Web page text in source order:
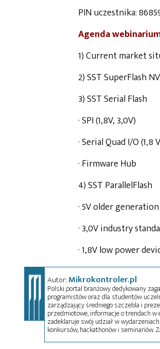
PIN uczestnika:
Agenda
1) Current market
2) SST SuperFlash
3) SST Serial Flash
· SPI (1,8V, 3,0V)
· Serial Quad I/O (1,8
· Firmware Hub
4) SST ParallelFlash
· 5V older
· 3,0V industry
· 1,8V low power
Autor:Mikrokontroler.pl
Polski portal branżowy dedykowany
programistów oraz dla studentów
zarządzający średniego szczebla i
przedmiotowe, informacje o trendach
zadeklaruje swój udział w
konkursów, hackathonów i seminariów.